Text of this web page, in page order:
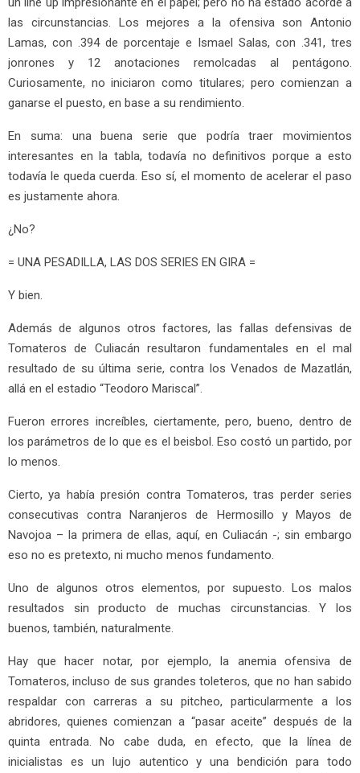
las circunstancias. Los mejores a la ofensiva son Antonio
Lamas, con .394 de porcentaje e Ismael Salas, con .341, tres
jonrones y 12 anotaciones remolcadas al pentágono.
Curiosamente, no iniciaron como titulares; pero comienzan a
ganarse el puesto, en base a su rendimiento.
En suma: una buena serie que podría traer movimientos
interesantes en la tabla, todavía no definitivos porque a esto
todavía le queda cuerda. Eso sí, el momento de acelerar el paso
es justamente ahora.
¿No?
= UNA PESADILLA, LAS DOS SERIES EN GIRA =
Y bien.
Además de algunos otros factores, las fallas defensivas de
Tomateros de Culiacán resultaron fundamentales en el mal
resultado de su última serie, contra los Venados de Mazatlán,
allá en el estadio “Teodoro Mariscal”.
Fueron errores increíbles, ciertamente, pero, bueno, dentro de
los parámetros de lo que es el beisbol. Eso costó un partido, por
lo menos.
Cierto, ya había presión contra Tomateros, tras perder series
consecutivas contra Naranjeros de Hermosillo y Mayos de
Navojoa – la primera de ellas, aquí, en Culiacán -; sin embargo
eso no es pretexto, ni mucho menos fundamento.
Uno de algunos otros elementos, por supuesto. Los malos
resultados sin producto de muchas circunstancias. Y los
buenos, también, naturalmente.
Hay que hacer notar, por ejemplo, la anemia ofensiva de
Tomateros, incluso de sus grandes toleteros, que no han sabido
respaldar con carreras a su pitcheo, particularmente a los
abridores, quienes comienzan a “pasar aceite” después de la
quinta entrada. No cabe duda, en efecto, que la línea de
inicialistas es un lujo autentico y una bendición para todo